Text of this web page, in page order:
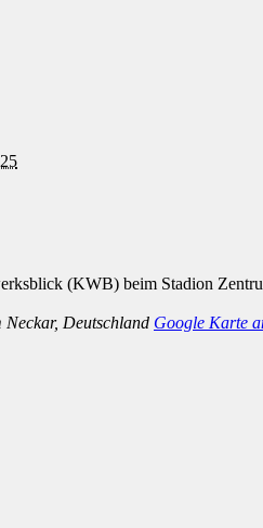
(KWB) beim Stadion
Neckar, Deutschland Google Karte